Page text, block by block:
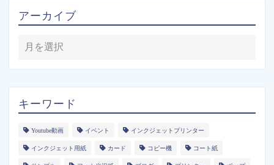
アーカイブ
キーワード
Youtube動画 イベント インクジェットプリンター
インクジェット用紙 カード コピー機 コート紙